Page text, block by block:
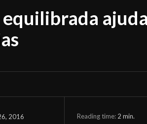
2016 Reading time: 2 min.